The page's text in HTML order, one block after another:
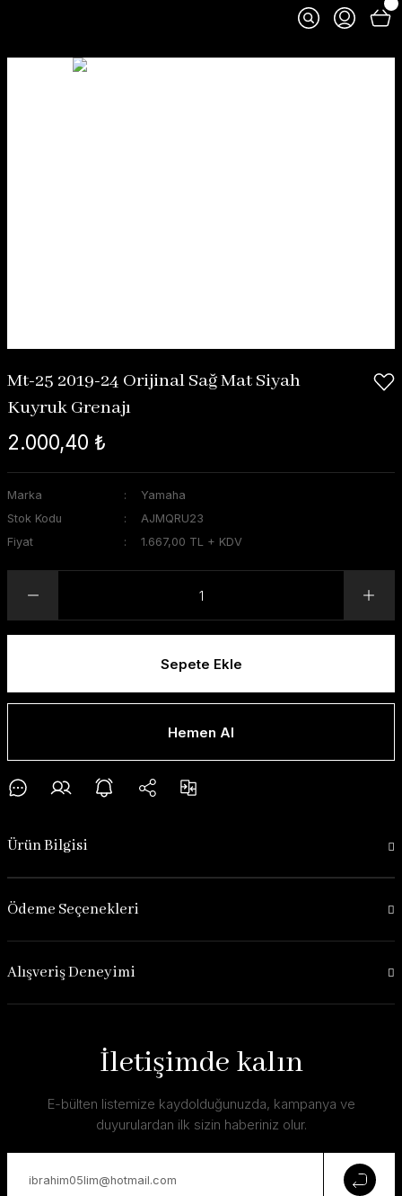
Mt-25 2019-24 Orijinal Sağ Mat Siyah
Kuyruk Grenajı
2.000,40 ₺
Marka
Yamaha
Stok Kodu
AJMQRU23
Fiyat
1.667,00 TL + KDV
Sepete Ekle
Hemen Al
Ürün Bilgisi
Ödeme Seçenekleri
Alışveriş Deneyimi
İletişimde kalın
E-bülten listemize kaydolduğunuzda, kampanya ve
duyurulardan ilk sizin haberiniz olur.